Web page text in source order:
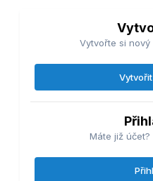
Vytvořte si nový
Máte již